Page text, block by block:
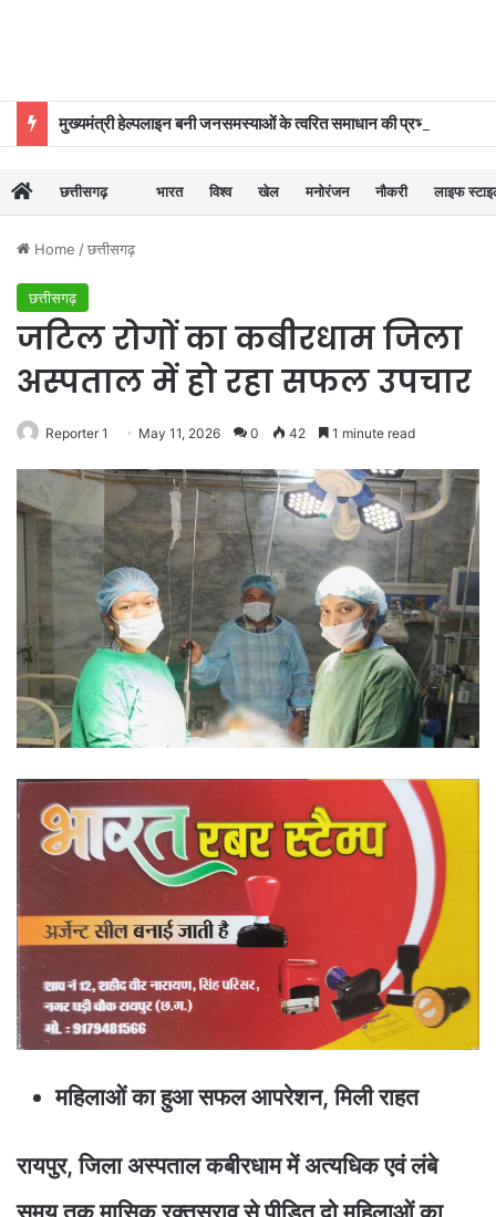
छत्तीसगढ़ भारत विश्व खेल मनोरंजन नौकरी लाइफ
Home /छत्तीसगढ़
छत्तीसगढ़
जटिल रोगों का कबीरधाम जिला
अस्पताल में हो रहा सफल उपचार
Reporter 1 May 11, 2026 0 42 1 minute read
महिलाओं का हुआ सफल आपरेशन, मिली राहत
रायपुर, जिला अस्पताल कबीरधाम में अत्यधिक एवं लंबे